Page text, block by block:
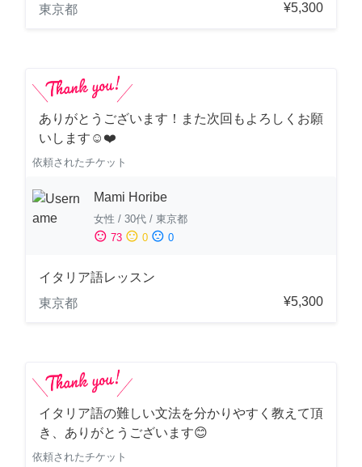
東京都
¥5,300
ありがとうございます！また次回もよろしくお願
いします☺️❤️
依頼されたチケット
Mami Horibe
女性 / 30代 / 東京都
sentiment_satisfied 73 sentiment_neutral 0 sentiment_dissatisfied 0
イタリア語レッスン
東京都
¥5,300
イタリア語の難しい文法を分かりやすく教えて頂
き、ありがとうございます😊
依頼されたチケット